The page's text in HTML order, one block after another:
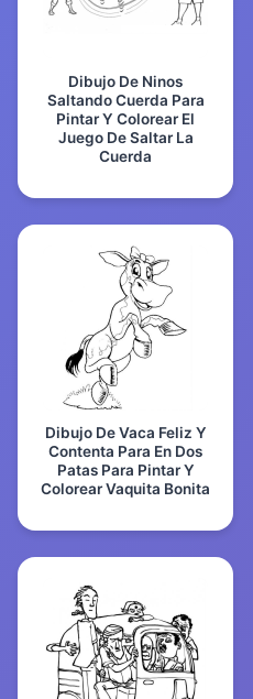
Dibujo De Ninos
Saltando Cuerda Para
Pintar Y Colorear El
Juego De Saltar La
Cuerda
Dibujo De Vaca Feliz Y
Contenta Para En Dos
Patas Para Pintar Y
Colorear Vaquita Bonita